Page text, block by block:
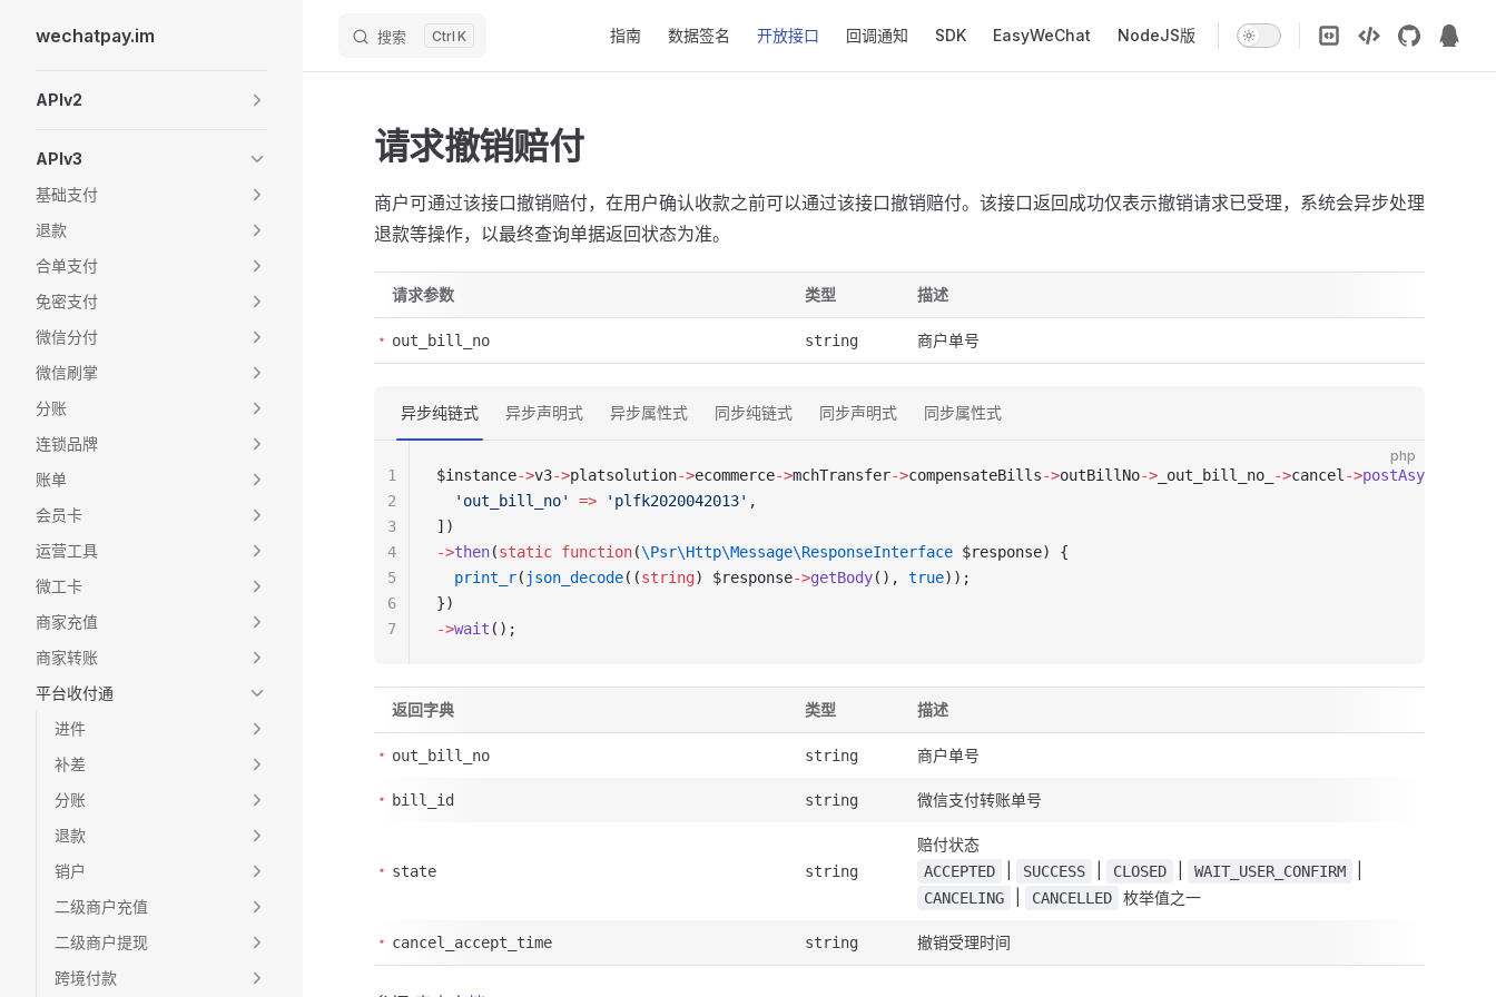
Skip to content
wechatpay.im 搜索 K 指南 数据签名 开放接口 回调通知 SDK EasyWeChat NodeJS版
APIv2
APIv3
基础支付
退款
合单支付
免密支付
微信分付
微信刷掌
分账
连锁品牌
账单
会员卡
运营工具
微工卡
商家充值
商家转账
平台收付通
进件
补差
分账
退款
销户
二级商户充值
二级商户提现
跨境付款
请求撤销赔付
商户可通过该接口撤销赔付，在用户确认收款之前可以通过该接口撤销赔付。该接口返回成功仅表示撤销请求已受理，系统会异步处理
退款等操作，以最终查询单据返回状态为准。
请求参数 类型 描述
out_bill_no string 商户单号
异步纯链式 异步声明式 异步属性式 同步纯链式 同步声明式 同步属性式
php
$instance->v3->platsolution->ecommerce->mchTransfer->compensateBills->outBillNo-> _out_bill_no_ ->cancel ->postAsync
  'out_bill_no'
=> 'plfk2020042013' ,
])
->then(static function(\Psr\Http\Message\ResponseInterface $response) {
  print_r
( json_decode((string) $response->getBody(), true));
})
->wait ();
1
2
3
4
5
6
7
返回字典 类型 描述
out_bill_no string 商户单号
bill_id string 微信支付转账单号
state string
赔付状态
ACCEPTED SUCCESS CLOSED WAIT_USER_CONFIRM
CANCELING CANCELLED 枚举值之一
cancel_accept_time string 撤销受理时间